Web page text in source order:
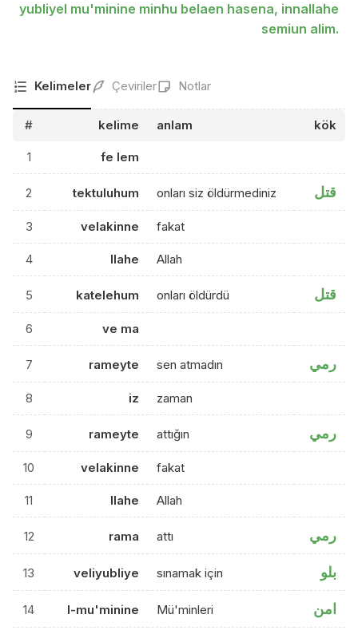
yubliyel mu'minine minhu belaen hasena, innallahe
semiun alim.
Kelimeler Çeviriler Notlar
# kelime anlam kök
1 fe lem
2 tektuluhum onları siz öldürmediniz قتل
3 velakinne fakat
4 llahe Allah
5 katelehum onları öldürdü قتل
6 ve ma
7 rameyte sen atmadın رمي
8 iz zaman
9 rameyte attığın رمي
10 velakinne fakat
11 llahe Allah
12 rama attı رمي
13 veliyubliye sınamak için بلو
14 l-mu'minine Mü'minleri امن